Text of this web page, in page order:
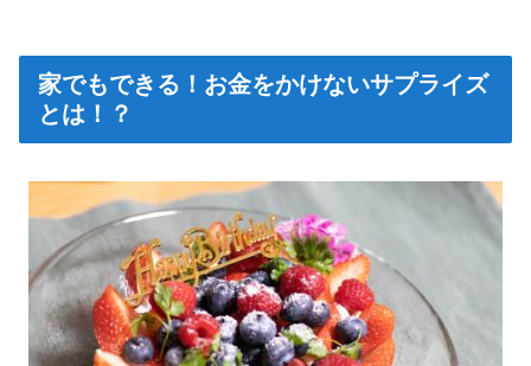
家でもできる！お金をかけないサプライズ
とは！？